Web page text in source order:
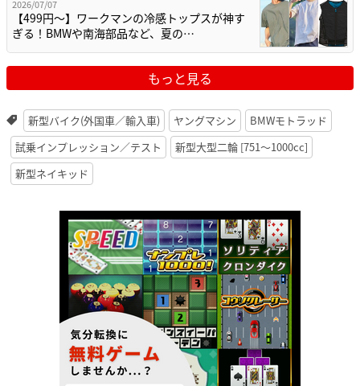
2026/07/07
【499円〜】ワークマンの冷感トップスが神す
ぎる！BMWや南海部品など、夏の…
もっと見る
新型バイク(外国車／輸入車) ヤングマシン
BMWモトラッド
試乗インプレッション／テスト
新型大型二輪 [751〜1000cc]
新型ネイキッド